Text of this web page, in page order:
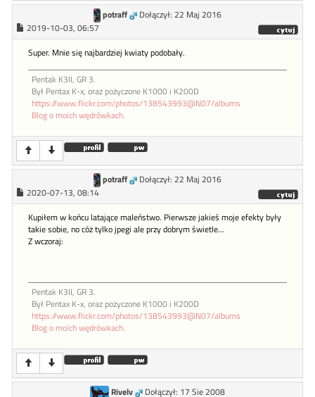
potraff
Dołączył: 22 Maj 2016
2019-10-03, 06:57
Super. Mnie się najbardziej kwiaty podobały.
Pentak K3II, GR 3.
Był Pentax K-x, oraz pożyczone K1000 i K200D
https://www.flickr.com/photos/138543993@N07/albums
Blog o moich wędrówkach.
potraff
Dołączył: 22 Maj 2016
2020-07-13, 08:14
Kupiłem w końcu latające maleństwo. Pierwsze jakieś moje efekty były
takie sobie, no cóż tylko jpegi ale przy dobrym świetle...
Z wczoraj:
Pentak K3II, GR 3.
Był Pentax K-x, oraz pożyczone K1000 i K200D
https://www.flickr.com/photos/138543993@N07/albums
Blog o moich wędrówkach.
Rivelv
Dołączył: 17 Sie 2008